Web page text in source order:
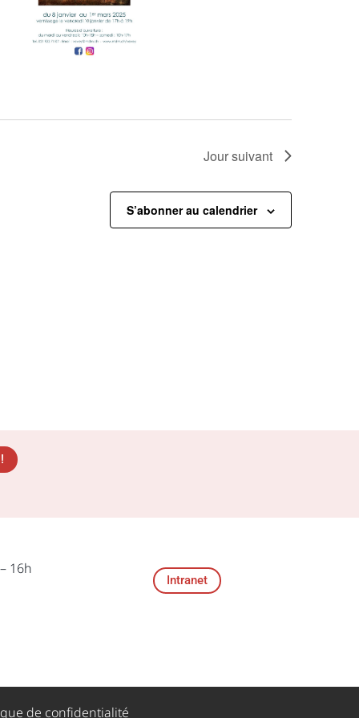
Jour suivant
S’abonner au calendrier
16h
Intranet
de confidentialité​